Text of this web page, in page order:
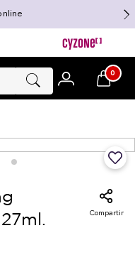
0
Compartir